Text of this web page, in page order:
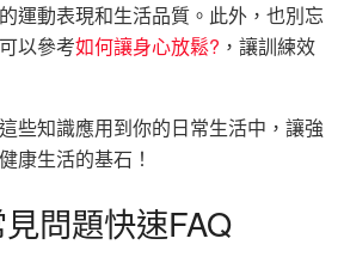
運動表現和生活品質。此外，也別忘
以參考如何讓身心放鬆? ，讓訓練效
些知識應用到你的日常生活中，讓強
康生活的基石！
問題快速FAQ